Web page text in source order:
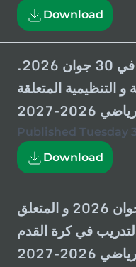
Download
المنشور رقم 80 المؤرخ في 30 جوان 2026.
و التنظيمية المتعلقة
2027
Published Tuesday
Download
المنشور 79 المؤرخ في 8 جوان 2026 و المتعلق
في كرة القدم
2027